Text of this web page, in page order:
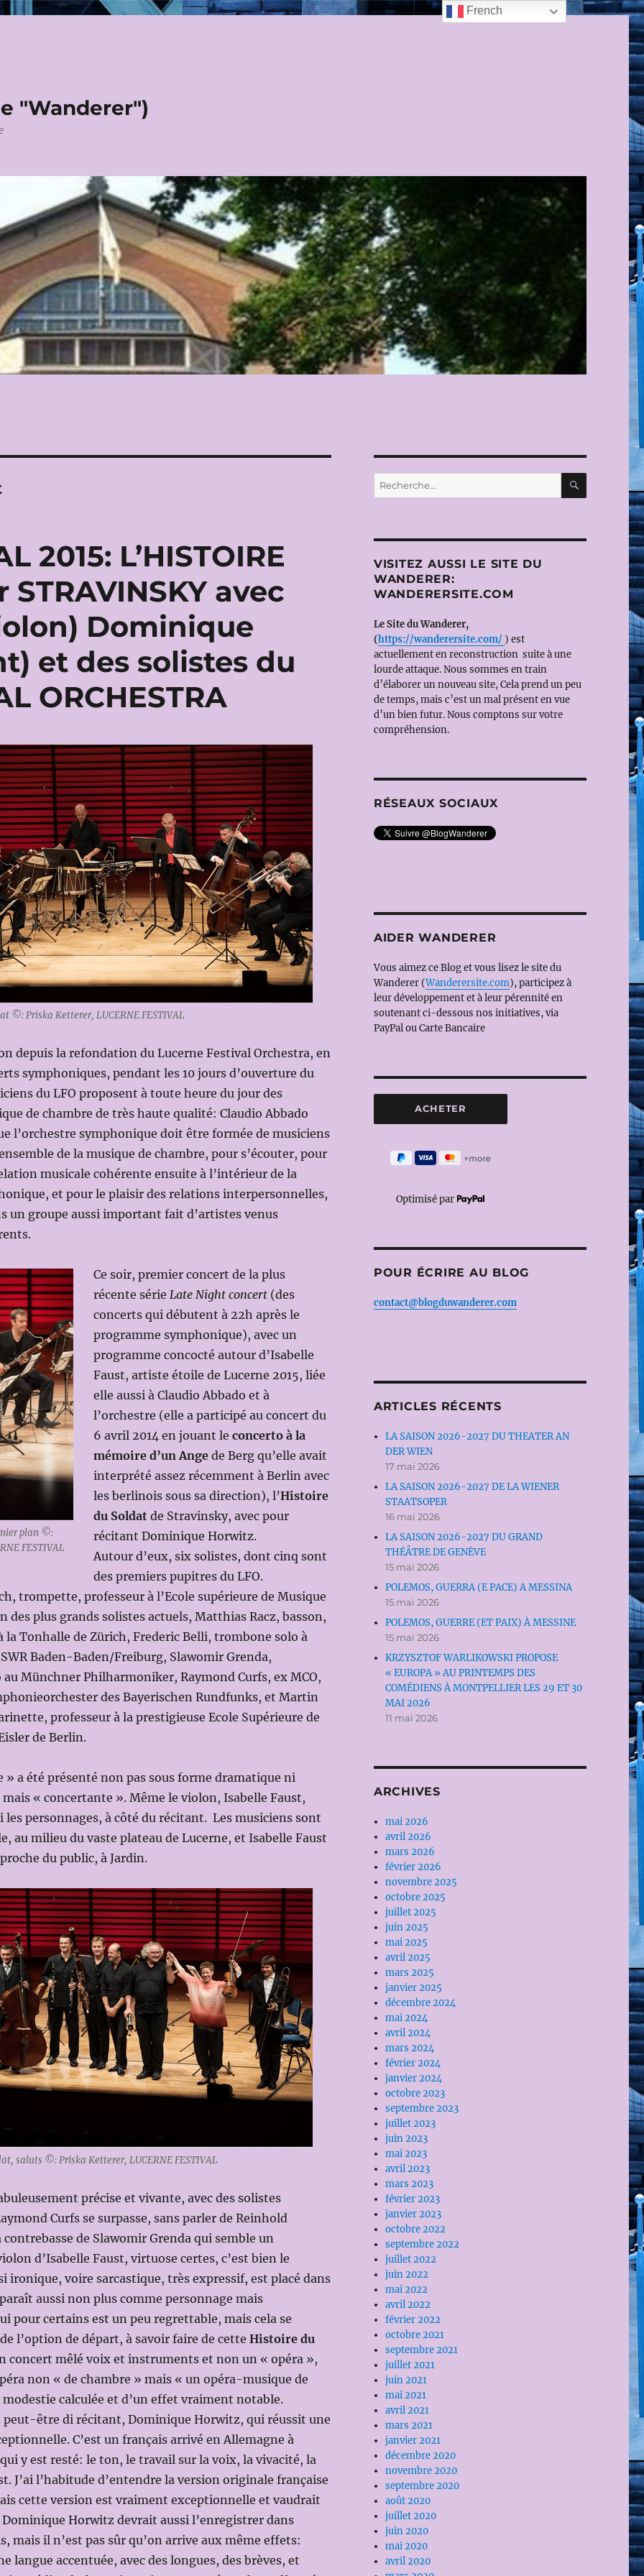
"Wanderer")
2015: L’HISTOIRE
STRAVINSKY avec
Dominique
et des solistes du
ORCHESTRA
©: Priska Ketterer, LUCERNE FESTIVAL
depuis la refondation du Lucerne Festival Orchestra, en
symphoniques, pendant les 10 jours d’ouverture du
du LFO proposent à toute heure du jour des
de chambre de très haute qualité: Claudio Abbado
l’orchestre symphonique doit être formée de musiciens
de la musique de chambre, pour s’écouter, pour
musicale cohérente ensuite à l’intérieur de la
et pour le plaisir des relations interpersonnelles,
un groupe aussi important fait d’artistes venus
plan ©:
FESTIVAL
Ce soir, premier concert de la plus
récente série Late Night concert (des
concerts qui débutent à 22h après le
programme symphonique), avec un
programme concocté autour d’Isabelle
Faust, artiste étoile de Lucerne 2015, liée
elle aussi à Claudio Abbado et à
l’orchestre (elle a participé au concert du
6 avril 2014 en jouant le concerto à la
mémoire d’un Angede Berg qu’elle avait
interprété assez récemment à Berlin avec
les berlinois sous sa direction), l’Histoire
du Soldatde Stravinsky, avec pour
récitant Dominique Horwitz.
Autour d’eux, six solistes, dont cinq sont
des premiers pupitres du LFO.
trompette, professeur à l’Ecole supérieure de Musique
des plus grands solistes actuels, Matthias Racz, basson,
la Tonhalle de Zürich, Frederic Belli, trombone solo à
Baden-Baden/Freiburg, Slawomir Grenda,
au Münchner Philharmoniker, Raymond Curfs, ex MCO,
des Bayerischen Rundfunks, et Martin
professeur à la prestigieuse Ecole Supérieure de
de Berlin.
» a été présenté non pas sous forme dramatique ni
« concertante ». Même le violon, Isabelle Faust,
les personnages, à côté du récitant. Les musiciens sont
au milieu du vaste plateau de Lucerne, et Isabelle Faust
du public, à Jardin.
saluts ©: Priska Ketterer, LUCERNE FESTIVAL
précise et vivante, avec des solistes
Curfs se surpasse, sans parler de Reinhold
de Slawomir Grenda qui semble un
d’Isabelle Faust, virtuose certes, c’est bien le
ironique, voire sarcastique, très expressif, est placé dans
aussi non plus comme personnage mais
pour certains est un peu regrettable, mais cela se
l’option de départ, à savoir faire de cette Histoire du
concert mêlé voix et instruments et non un « opéra »,
non « de chambre » mais « un opéra-musique de
modestie calculée et d’un effet vraiment notable.
peut-être di récitant, Dominique Horwitz, qui réussit une
C’est un français arrivé en Allemagne à
y est resté: le ton, le travail sur la voix, la vivacité, la
J’ai l’habitude d’entendre la version originale française
cette version est vraiment exceptionnelle et vaudrait
Horwitz devrait aussi l’enregistrer dans
mais il n’est pas sûr qu’on arrive aux même effets:
langue accentuée, avec des longues, des brèves, et
Recherche
pour :
VISITEZ AUSSI LE SITE DU
WANDERER:
WANDERERSITE.COM
Le Site du Wanderer,
(https://wanderersite.com/ ) est
actuellement en reconstruction suite à une
lourde attaque. Nous sommes en train
d’élaborer un nouveau site, Cela prend un peu
de temps, mais c’est un mal présent en vue
d’un bien futur. Nous comptons sur votre
compréhension.
RÉSEAUX SOCIAUX
AIDER WANDERER
Vous aimez ce Blog et vous lisez le site du
Wanderer (Wanderersite.com), participez à
leur développement et à leur pérennité en
soutenant ci-dessous nos initiatives, via
PayPal ou Carte Bancaire
Optimisé par
POUR ÉCRIRE AU BLOG
contact@blogduwanderer.com
ARTICLES RÉCENTS
LA SAISON 2026-2027 DU THEATER AN
DER WIEN
17 mai 2026
LA SAISON 2026-2027 DE LA WIENER
STAATSOPER
16 mai 2026
LA SAISON 2026-2027 DU GRAND
THÉÂTRE DE GENÈVE
15 mai 2026
POLEMOS, GUERRA (E PACE) A MESSINA
15 mai 2026
POLEMOS, GUERRE (ET PAIX) À MESSINE
15 mai 2026
KRZYSZTOF WARLIKOWSKI PROPOSE
« EUROPA » AU PRINTEMPS DES
COMÉDIENS À MONTPELLIER LES 29 ET 30
MAI 2026
11 mai 2026
ARCHIVES
mai 2026
avril 2026
mars 2026
février 2026
novembre 2025
octobre 2025
juillet 2025
juin 2025
mai 2025
avril 2025
mars 2025
janvier 2025
décembre 2024
mai 2024
avril 2024
mars 2024
février 2024
janvier 2024
octobre 2023
septembre 2023
juillet 2023
juin 2023
mai 2023
avril 2023
mars 2023
février 2023
janvier 2023
octobre 2022
septembre 2022
juillet 2022
juin 2022
mai 2022
avril 2022
février 2022
octobre 2021
septembre 2021
juillet 2021
juin 2021
mai 2021
avril 2021
mars 2021
janvier 2021
décembre 2020
novembre 2020
septembre 2020
août 2020
juillet 2020
juin 2020
mai 2020
avril 2020
French